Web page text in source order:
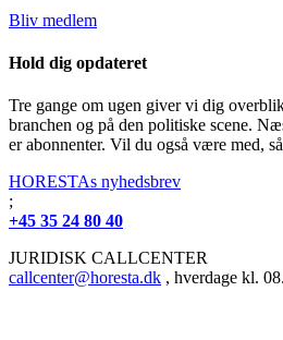
Bliv medlem
Hold dig opdateret
Tre gange om ugen giver vi dig
branchen og på den politiske scene.
er abonnenter. Vil du også være med,
HORESTAs nyhedsbrev
;
+45 35 24 80 40
JURIDISK CALLCENTER
callcenter@horesta.dk , hverdage kl.